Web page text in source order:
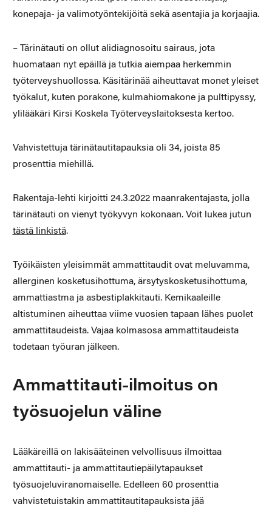
konepaja- ja valimotyöntekijöitä sekä asentajia ja korjaajia.
– Tärinätauti on ollut alidiagnosoitu sairaus, jota
huomataan nyt epäillä ja tutkia aiempaa herkemmin
työterveyshuollossa. Käsitärinää aiheuttavat monet yleiset
työkalut, kuten porakone, kulmahiomakone ja pulttipyssy,
ylilääkäri Kirsi Koskela Työterveyslaitoksesta kertoo.
Vahvistettuja tärinätautitapauksia oli 34, joista 85
prosenttia miehillä.
Rakentaja-lehti kirjoitti 24.3.2022 maanrakentajasta, jolla
tärinätauti on vienyt työkyvyn kokonaan. Voit lukea jutun
tästä linkistä.
Työikäisten yleisimmät ammattitaudit ovat meluvamma,
allerginen kosketusihottuma, ärsytyskosketusihottuma,
ammattiastma ja asbestiplakkitauti. Kemikaaleille
altistuminen aiheuttaa viime vuosien tapaan lähes puolet
ammattitaudeista. Vajaa kolmasosa ammattitaudeista
todetaan työuran jälkeen.
Ammattitauti-ilmoitus on
työsuojelun väline
Lääkäreillä on lakisääteinen velvollisuus ilmoittaa
ammattitauti- ja ammattitautiepäilytapaukset
työsuojeluviranomaiselle. Edelleen 60 prosenttia
vahvistetuistakin ammattitautitapauksista jää